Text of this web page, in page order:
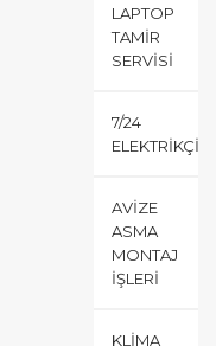
LAPTOP
TAMIR
SERVISI
7/24
ELEKTRIKÇI
AVIZE
ASMA
MONTAJ
İŞLERI
KLIMA